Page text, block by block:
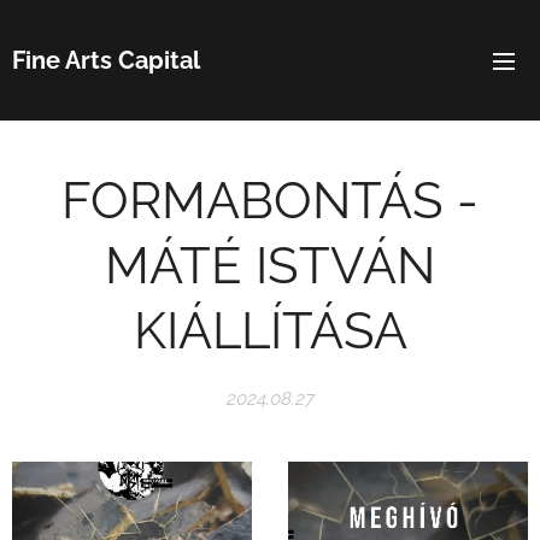
Fine Arts Capital
FORMABONTÁS -
MÁTÉ ISTVÁN
KIÁLLÍTÁSA
2024.08.27